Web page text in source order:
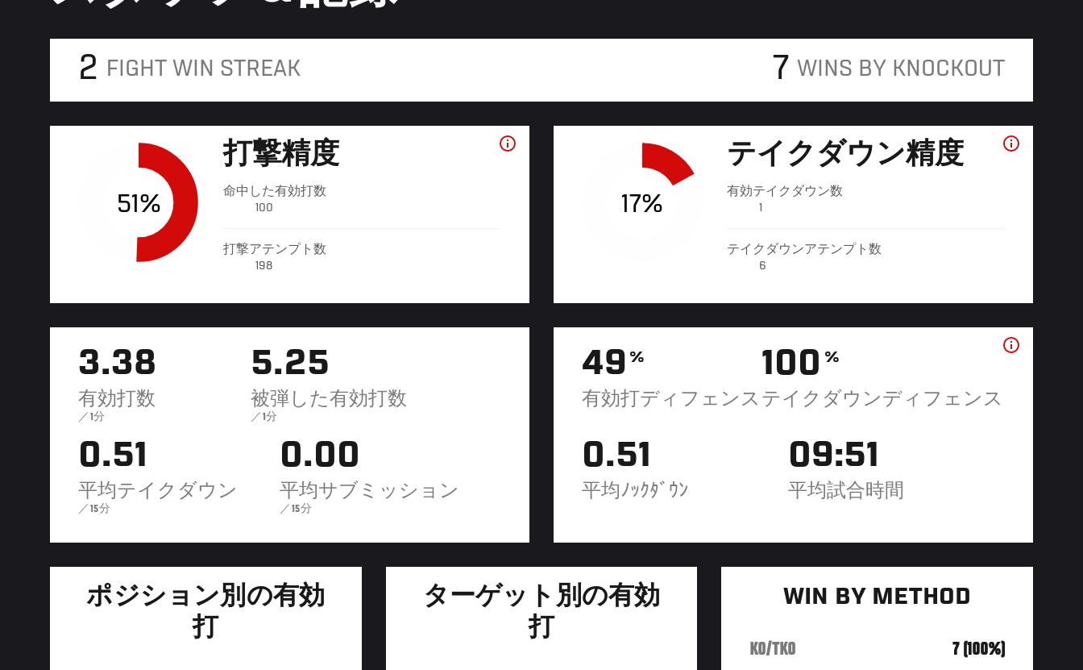
2 FIGHT WIN STREAK 7 WINS BY KNOCKOUT
51%
打撃精度
命中した有効打数
100
打撃アテンプト数
198
17%
テイクダウン精度
有効テイクダウン数
1
テイクダウンアテンプト数
6
3.38
有効打数
／1分
5.25
被弾した有効打数
／1分
0.51
平均テイクダウン
／15分
0.00
平均サブミッション
／15分
49 %
有効打ディフェンス
100 %
テイクダウンディフェンス
0.51
平均ﾉｯｸﾀﾞｳﾝ
09:51
平均試合時間
ポジション別の有効
打
ターゲット別の有効
打
WIN BY METHOD
KO/TKO 7 (100%)